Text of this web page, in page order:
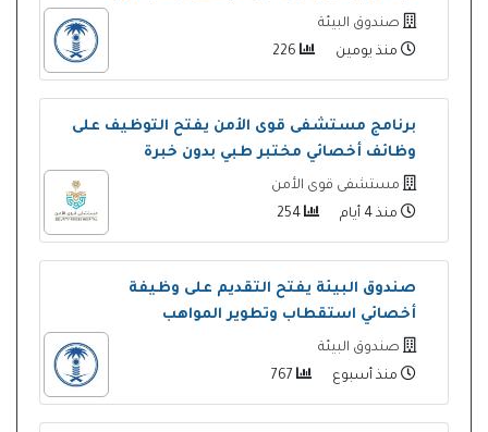
صندوق البيئة
منذ يومين
برنامج مستشفى قوى الأمن يفتح التوظيف على
وظائف أخصائي مختبر طبي بدون خبرة
مستشفى قوى الأمن
منذ 4 أيام
صندوق البيئة يفتح التقديم على وظيفة
أخصائي استقطاب وتطوير المواهب
صندوق البيئة
منذ أسبوع